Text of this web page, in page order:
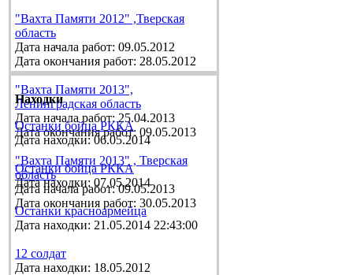
"Вахта Памяти 2012" ,Тверская
область
Дата начала работ: 09.05.2012
Дата окончания работ: 28.05.2012
"Вахта Памяти 2013",
Ленинградская область
Дата начала работ: 25.04.2013
Дата окончания работ: 09.05.2013
"Вахта Памяти 2013" , Тверская
область
Дата начала работ: 09.05.2013
Дата окончания работ: 30.05.2013
Находки
Останки бойца РККА
Дата находки: 06.05.2014
Останки бойца РККА
Дата находки: 07.05.2014
Останки красноармейца
Дата находки: 21.05.2014 22:43:00
12 солдат
Дата находки: 18.05.2012